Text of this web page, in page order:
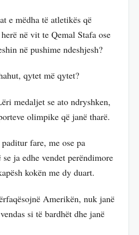
e mëdha të atletikës që
në vit te Qemal Stafa ose
në pushime ndeshjesh?
qytet më qytet?
medaljet se ato ndryshken,
olimpike që janë tharë.
fare, me ose pa
ja edhe vendet perëndimore
kokën me dy duart.
Amerikën, nuk janë
si të bardhët dhe janë